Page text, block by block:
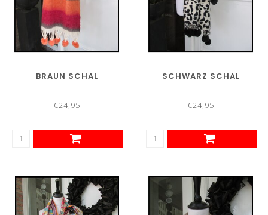
BRAUN SCHAL
€24,95
SCHWARZ SCHAL
€24,95